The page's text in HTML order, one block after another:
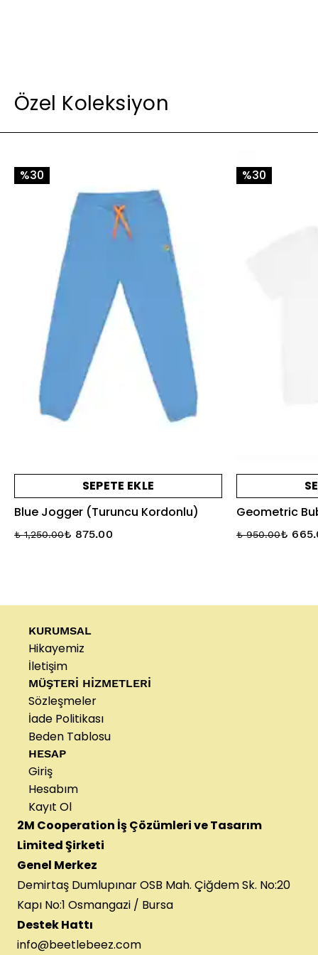
Özel Koleksiyon
%30
SEPETE EKLE
Blue Jogger (Turuncu Kordonlu)
₺ 1,250.00₺ 875.00
%30
Geometric
₺ 950.00₺
KURUMSAL
Hikayemiz
İletişim
MÜŞTERİ HİZMETLERİ
Sözleşmeler
İade Politikası
Beden Tablosu
HESAP
Giriş
Hesabım
Kayıt Ol
2M Cooperation İş Çözümleri ve Tasarım
Limited Şirketi
Genel Merkez
Demirtaş Dumlupınar OSB Mah. Çiğdem Sk. No:20
Kapı No:1 Osmangazi / Bursa
Destek Hattı
info@beetlebeez.com